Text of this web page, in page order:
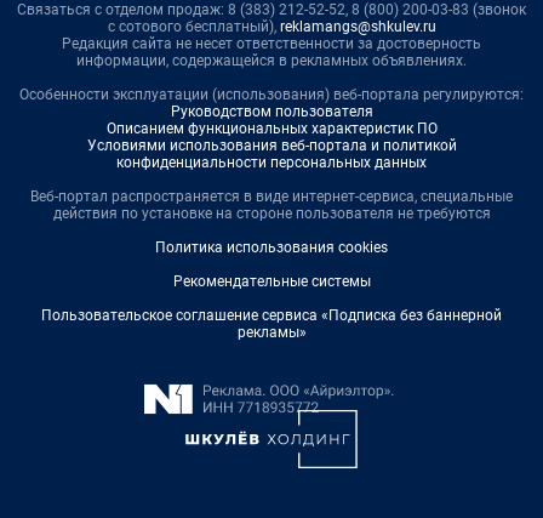
Связаться с отделом продаж: 8 (383) 212-52-52, 8 (800) 200-03-83 (звонок
с сотового бесплатный), reklamangs@shkulev.ru
Редакция сайта не несет ответственности за достоверность
информации, содержащейся в рекламных объявлениях.
Особенности эксплуатации (использования) веб-портала регулируются:
Руководством пользователя
Описанием функциональных характеристик ПО
Условиями использования веб-портала и политикой
конфиденциальности персональных данных
Веб-портал распространяется в виде интернет-сервиса, специальные
действия по установке на стороне пользователя не требуются
Политика использования cookies
Рекомендательные системы
Пользовательское соглашение сервиса «Подписка без баннерной
рекламы»